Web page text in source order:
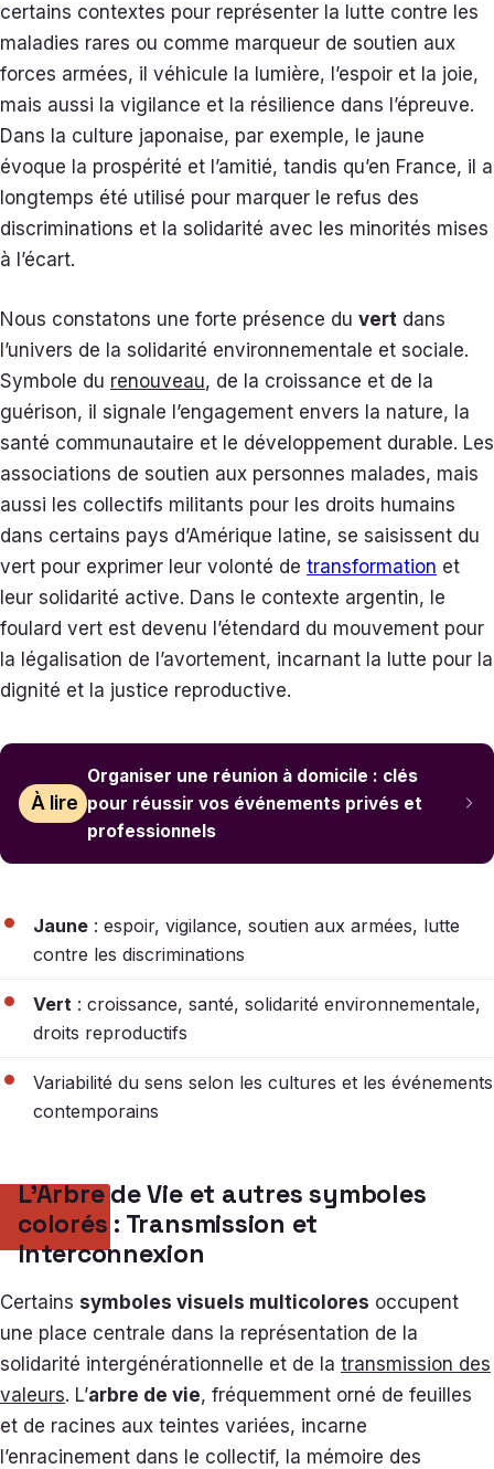
certains contextes pour représenter la lutte contre les
maladies rares ou comme marqueur de soutien aux
forces armées, il véhicule la lumière, l’espoir et la joie,
mais aussi la vigilance et la résilience dans l’épreuve.
Dans la culture japonaise, par exemple, le jaune
évoque la prospérité et l’amitié, tandis qu’en France, il a
longtemps été utilisé pour marquer le refus des
discriminations et la solidarité avec les minorités mises
à l’écart.
Nous constatons une forte présence du vert dans
l’univers de la solidarité environnementale et sociale.
Symbole du renouveau, de la croissance et de la
guérison, il signale l’engagement envers la nature, la
santé communautaire et le développement durable. Les
associations de soutien aux personnes malades, mais
aussi les collectifs militants pour les droits humains
dans certains pays d’Amérique latine, se saisissent du
vert pour exprimer leur volonté de transformation et
leur solidarité active. Dans le contexte argentin, le
foulard vert est devenu l’étendard du mouvement pour
la légalisation de l’avortement, incarnant la lutte pour la
dignité et la justice reproductive.
À lire
Organiser une réunion à domicile : clés
pour réussir vos événements privés et
professionnels
Jaune : espoir, vigilance, soutien aux armées, lutte
contre les discriminations
Vert : croissance, santé, solidarité environnementale,
droits reproductifs
Variabilité du sens selon les cultures et les événements
contemporains
L’Arbre de Vie et autres symboles
colorés : Transmission et
Interconnexion
Certains symboles visuels multicolores occupent
une place centrale dans la représentation de la
solidarité intergénérationnelle et de la transmission des
valeurs. L’arbre de vie, fréquemment orné de feuilles
et de racines aux teintes variées, incarne
l’enracinement dans le collectif, la mémoire des